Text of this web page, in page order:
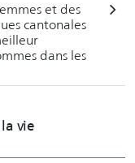
et des
cantonales
dans les
vie